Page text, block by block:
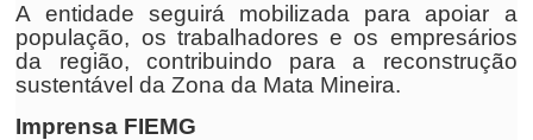
A entidade seguirá mobilizada para apoiar a
população, os trabalhadores e os empresários
da região, contribuindo para a reconstrução
sustentável da Zona da Mata Mineira.
Imprensa FIEMG